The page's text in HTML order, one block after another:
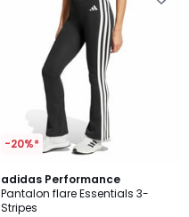
-20%*
adidas Performance
Pantalon flare Essentials 3-
Stripes
4,4
/ 5